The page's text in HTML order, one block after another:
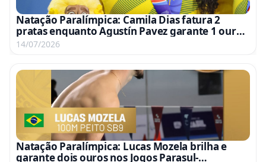
Natação Paralímpica: Camila Dias fatura 2
pratas enquanto Agustín Pavez garante 1 ouro
e 1 prata nos Jogos Parasul-Americanos
14/07/2026
Natação Paralímpica: Lucas Mozela brilha e
garante dois ouros nos Jogos Parasul-